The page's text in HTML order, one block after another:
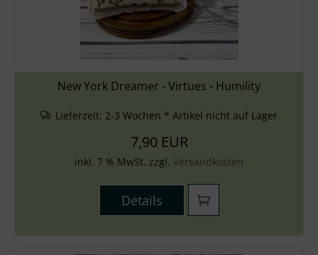
New York Dreamer - Virtues - Humility
Lieferzeit: 2-3 Wochen * Artikel nicht auf Lager
7,90 EUR
inkl. 7 % MwSt. zzgl. Versandkosten
Details